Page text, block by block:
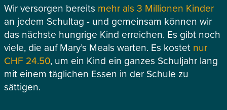
Wir versorgen bereits mehr als 3 Millionen Kinder
an jedem Schultag - und gemeinsam können wir
das nächste hungrige Kind erreichen. Es gibt noch
viele, die auf Mary’s Meals warten. Es kostet nur
CHF 24.50, um ein Kind ein ganzes Schuljahr lang
mit einem täglichen Essen in der Schule zu
sättigen.